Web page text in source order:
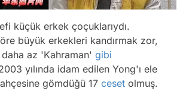
küçük erkek çoçuklarıydı.
büyük erkekleri kandırmak zor,
az 'Kahraman' gibi
yılında idam edilen Yong'ı ele
gömdüğü 17 ceset olmuş.